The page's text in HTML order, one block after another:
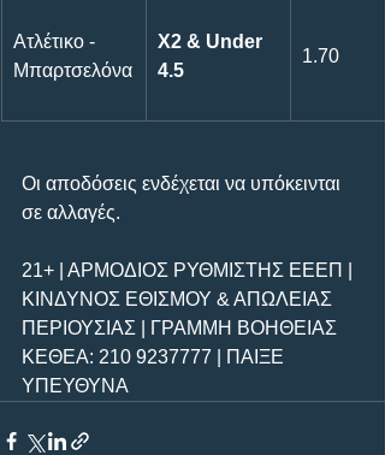
Ατλέτικο -
Μπαρτσελόνα
Χ2 & Under
4.5
1.70
Οι αποδόσεις ενδέχεται να υπόκεινται
σε αλλαγές.
21+ | ΑΡΜΟΔΙΟΣ ΡΥΘΜΙΣΤΗΣ ΕΕΕΠ |
ΚΙΝΔΥΝΟΣ ΕΘΙΣΜΟΥ & ΑΠΩΛΕΙΑΣ
ΠΕΡΙΟΥΣΙΑΣ | ΓΡΑΜΜΗ ΒΟΗΘΕΙΑΣ
ΚΕΘΕΑ: 210 9237777 | ΠΑΙΞΕ
ΥΠΕΥΘΥΝΑ